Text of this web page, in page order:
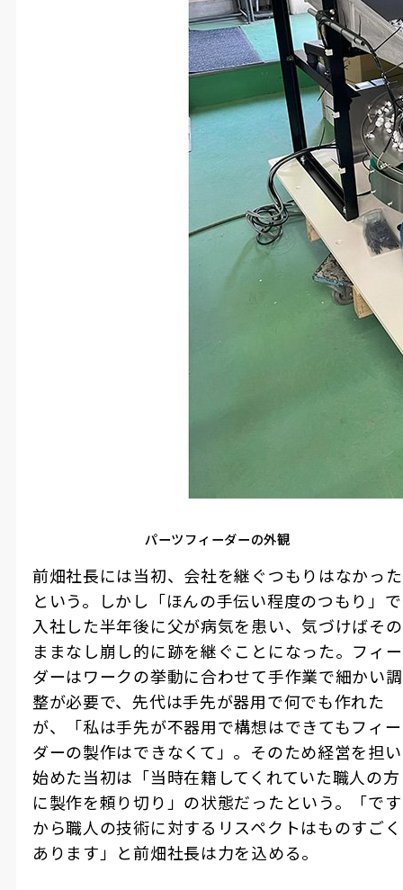
パーツフィーダーの外観
前畑社長には当初、会社を継ぐつもりはなかった
という。しかし「ほんの手伝い程度のつもり」で
入社した半年後に父が病気を患い、気づけばその
ままなし崩し的に跡を継ぐことになった。フィー
ダーはワークの挙動に合わせて手作業で細かい調
整が必要で、先代は手先が器用で何でも作れた
が、「私は手先が不器用で構想はできてもフィー
ダーの製作はできなくて」。そのため経営を担い
始めた当初は「当時在籍してくれていた職人の方
に製作を頼り切り」の状態だったという。「です
から職人の技術に対するリスペクトはものすごく
あります」と前畑社長は力を込める。